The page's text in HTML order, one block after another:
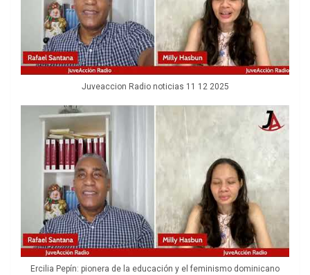
Juveaccion Radio noticias 11 12 2025
Ercilia Pepín: pionera de la educación y el feminismo dominicano